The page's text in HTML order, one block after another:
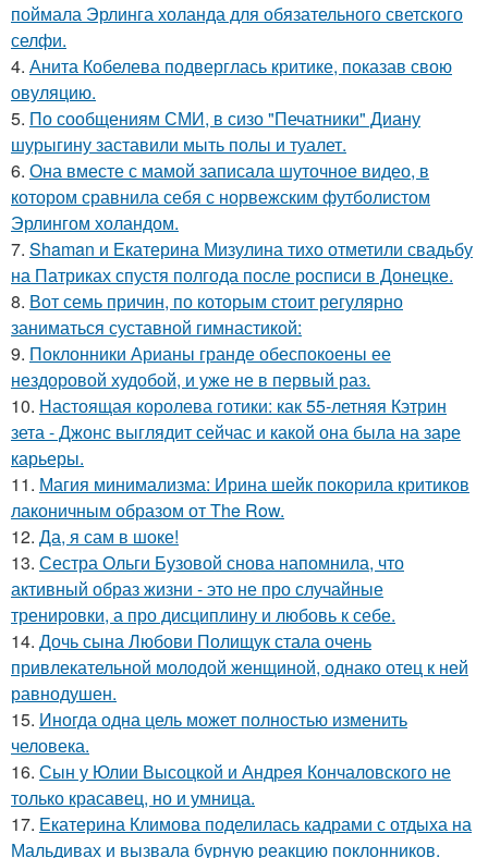
поймала Эрлинга холанда для обязательного светского
селфи.
4. Анита Кобелева подверглась критике, показав свою
овуляцию.
5. По сообщениям СМИ, в сизо "Печатники" Диану
шурыгину заставили мыть полы и туалет.
6. Она вместе с мамой записала шуточное видео, в
котором сравнила себя с норвежским футболистом
Эрлингом холандом.
7. Shaman и Екатерина Мизулина тихо отметили свадьбу
на Патриках спустя полгода после росписи в Донецке.
8. Вот семь причин, по которым стоит регулярно
заниматься суставной гимнастикой:
9. Поклонники Арианы гранде обеспокоены ее
нездоровой худобой, и уже не в первый раз.
10. Настоящая королева готики: как 55-летняя Кэтрин
зета - Джонс выглядит сейчас и какой она была на заре
карьеры.
11. Магия минимализма: Ирина шейк покорила критиков
лаконичным образом от The Row.
12. Да, я сам в шоке!
13. Сестра Ольги Бузовой снова напомнила, что
активный образ жизни - это не про случайные
тренировки, а про дисциплину и любовь к себе.
14. Дочь сына Любови Полищук стала очень
привлекательной молодой женщиной, однако отец к ней
равнодушен.
15. Иногда одна цель может полностью изменить
человека.
16. Сын у Юлии Высоцкой и Андрея Кончаловского не
только красавец, но и умница.
17. Екатерина Климова поделилась кадрами с отдыха на
Мальдивах и вызвала бурную реакцию поклонников.